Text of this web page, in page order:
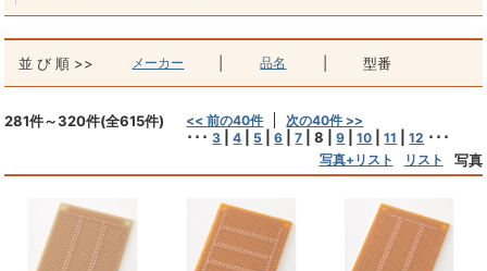
並 び 順 >> メーカー 品名 型番
281件～320件(全615件) << 前の40件 次の40件 >>
･･･3 |4 5 |6 |7 |8 |9 |10 |11 |12 ･･･
写真+リスト リスト 写真